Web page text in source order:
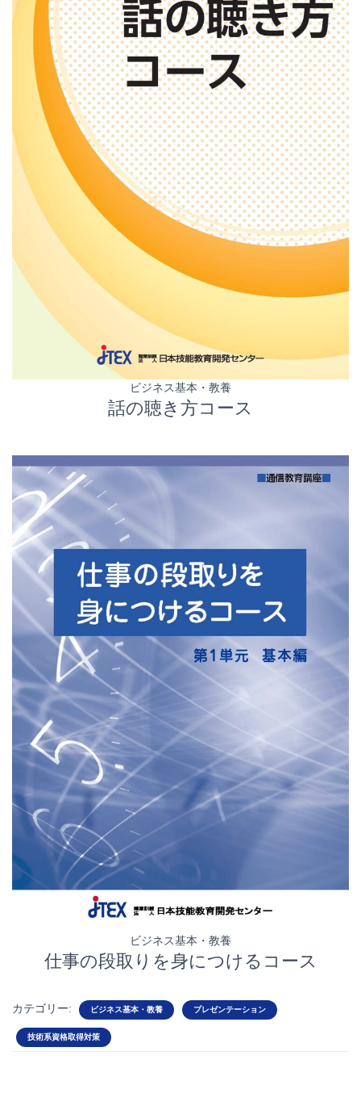
ビジネス基本・教養
話の聴き方コース
ビジネス基本・教養
仕事の段取りを身につけるコース
カテゴリー: ビジネス基本・教養 プレゼンテーション
技術系資格取得対策